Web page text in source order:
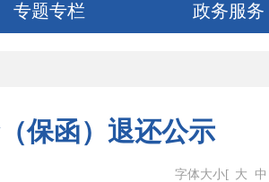
专题专栏 政务服务
保函）退还公示
字体大小[ 大 中